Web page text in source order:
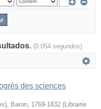
(0.054 segundos)
des sciences
Baron, 1769-1832 ( Librairie